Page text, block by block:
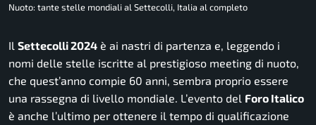
Nuoto: tante stelle mondiali al Settecolli, Italia al completo
Il Settecolli 2024 è ai nastri di partenza e, leggendo i
nomi delle stelle iscritte al prestigioso meeting di nuoto,
che quest’anno compie 60 anni, sembra proprio essere
una rassegna di livello mondiale. L’evento del Foro Italico
è anche l’ultimo per ottenere il tempo di qualificazione